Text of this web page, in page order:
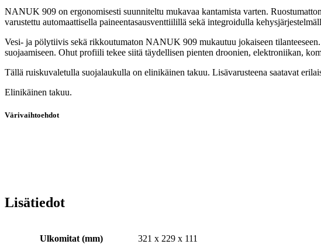
NANUK 909 on ergonomisesti suunniteltu mukavaa kantamista varten.
varustettu automaattisella paineentasausventtiilillä sekä integroidulla
Vesi- ja pölytiivis sekä rikkoutumaton NANUK 909 mukautuu jokaiseen
suojaamiseen. Ohut profiili tekee siitä täydellisen pienten droonien, elektroniikan,
Tällä ruiskuvaletulla suojalaukulla on elinikäinen takuu. Lisävarusteena saatavat
Elinikäinen takuu.
Värivaihtoehdot
Lisätiedot
Ulkomitat (mm) 321 x 229 x 111